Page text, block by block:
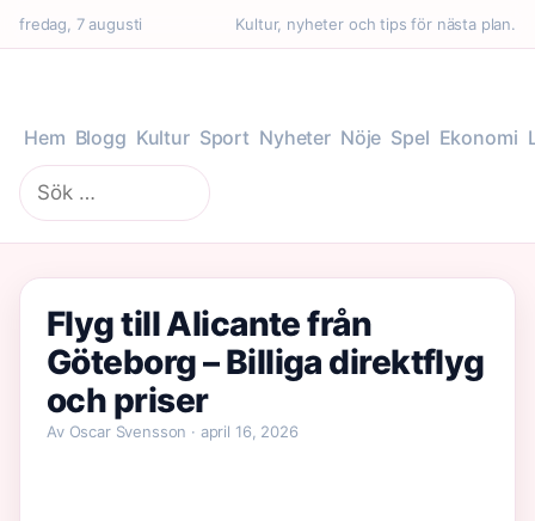
fredag, 7 augusti Kultur, nyheter och tips för nästa plan.
Hem Blogg Kultur Sport Nyheter Nöje Spel Ekonomi
Sök
efter:
Flyg till Alicante från
Göteborg – Billiga direktflyg
och priser
Av Oscar Svensson · april 16, 2026